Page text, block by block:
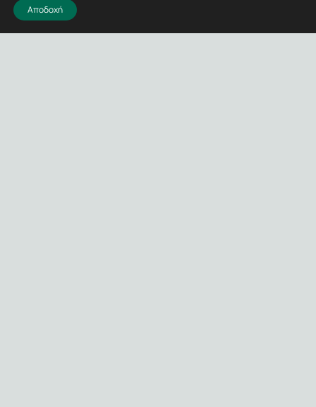
If there is even the slightest doubt, passing is not an
option
Αποδοχή